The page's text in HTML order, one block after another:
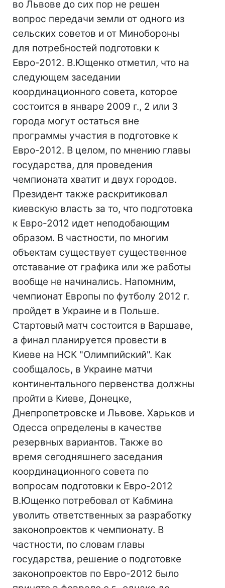
во Львове до сих пор не решен
вопрос передачи земли от одного из
сельских советов и от Минобороны
для потребностей подготовки к
Евро-2012. В.Ющенко отметил, что на
следующем заседании
координационного совета, которое
состоится в январе 2009 г., 2 или 3
города могут остаться вне
программы участия в подготовке к
Евро-2012. В целом, по мнению главы
государства, для проведения
чемпионата хватит и двух городов.
Президент также раскритиковал
киевскую власть за то, что подготовка
к Евро-2012 идет неподобающим
образом. В частности, по многим
объектам существует существенное
отставание от графика или же работы
вообще не начинались. Напомним,
чемпионат Европы по футболу 2012 г.
пройдет в Украине и в Польше.
Стартовый матч состоится в Варшаве,
а финал планируется провести в
Киеве на НСК "Олимпийский". Как
сообщалось, в Украине матчи
континентального первенства должны
пройти в Киеве, Донецке,
Днепропетровске и Львове. Харьков и
Одесса определены в качестве
резервных вариантов. Также во
время сегодняшнего заседания
координационного совета по
вопросам подготовки к Евро-2012
В.Ющенко потребовал от Кабмина
уволить ответственных за разработку
законопроектов к чемпионату. В
частности, по словам главы
государства, решение о подготовке
законопроектов по Евро-2012 было